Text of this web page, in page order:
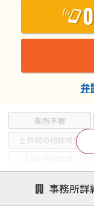
来所不要
土日祝の相談可能
注力案件
離婚前相談
弁
事務所詳